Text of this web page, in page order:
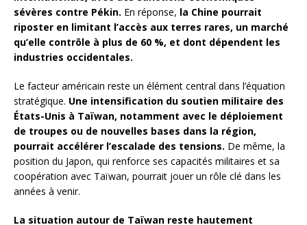
sévères contre Pékin. En réponse, la Chine pourrait
riposter en limitant l’accès aux terres rares, un marché
qu’elle contrôle à plus de 60 %, et dont dépendent les
industries occidentales.
Le facteur américain reste un élément central dans l’équation
stratégique. Une intensification du soutien militaire des
États-Unis à Taïwan, notamment avec le déploiement
de troupes ou de nouvelles bases dans la région,
pourrait accélérer l’escalade des tensions. De même, la
position du Japon, qui renforce ses capacités militaires et sa
coopération avec Taïwan, pourrait jouer un rôle clé dans les
années à venir.
La situation autour de Taïwan reste hautement